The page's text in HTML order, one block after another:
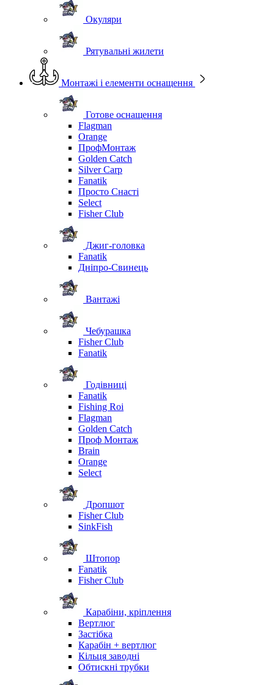
Окуляри
Рятувальні жилети
Монтажі і елементи оснащення
Готове оснащення
Flagman
Orange
ПрофМонтаж
Golden Catch
Silver Carp
Fanatik
Просто Снасті
Select
Fisher Club
Джиг-головка
Fanatik
Дніпро-Свинець
Вантажі
Чебурашка
Fisher Club
Fanatik
Годівниці
Fanatik
Fishing Roi
Flagman
Golden Catch
Проф Монтаж
Brain
Orange
Select
Дропшот
Fisher Club
SinkFish
Штопор
Fanatik
Fisher Club
Карабіни, кріплення
Вертлюг
Застібка
Карабін + вертлюг
Кільця заводні
Обтискні трубки